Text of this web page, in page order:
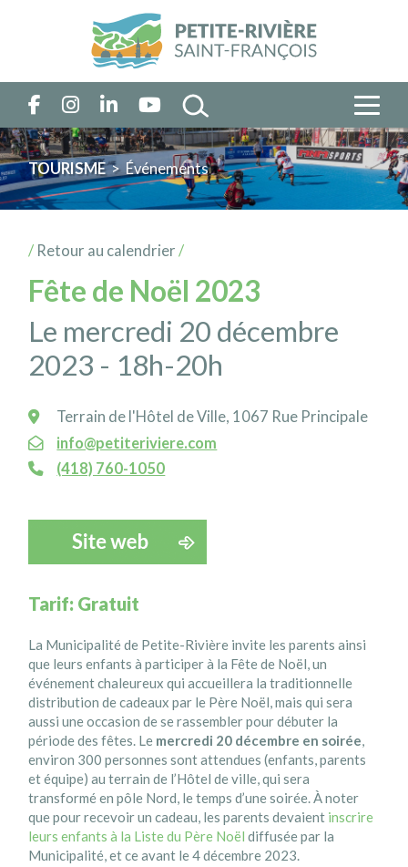
TOURISME> Événements
/ Retour au calendrier /
Fête de Noël 2023
Le mercredi 20 décembre
2023 - 18h-20h
Terrain de l'Hôtel de Ville, 1067 Rue Principale
info@petiteriviere.com
(418) 760-1050
Tarif: Gratuit
La Municipalité de Petite-Rivière invite les parents ainsi
que leurs enfants à participer à la Fête de Noël, un
événement chaleureux qui accueillera la traditionnelle
distribution de cadeaux par le Père Noël, mais qui sera
aussi une occasion de se rassembler pour débuter la
période des fêtes. Le mercredi 20 décembre en soirée,
environ 300 personnes sont attendues (enfants, parents
et équipe) au terrain de l’Hôtel de ville, qui sera
transformé en pôle Nord, le temps d’une soirée. À noter
que pour recevoir un cadeau, les parents devaient inscrire
leurs enfants à la Liste du Père Noël diffusée par la
Municipalité, et ce avant le 4 décembre 2023.